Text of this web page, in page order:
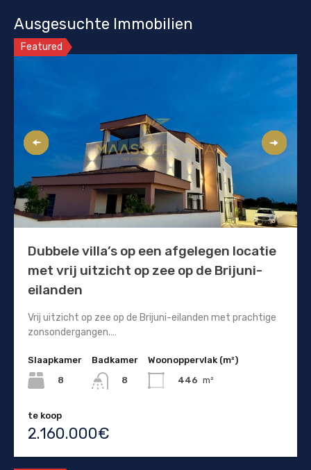
Ausgesuchte Immobilien
Featured
Dubbele villa’s op een afgelegen locatie
met vrij uitzicht op zee op de Brijuni-
eilanden
Vrij uitzicht op zee op de Brijuni-eilanden met prachtige
zonsondergangen.…
Slaapkamer
8
Badkamer
8
Woonoppervlak (m²)
446 m²
te koop
2.160.000€